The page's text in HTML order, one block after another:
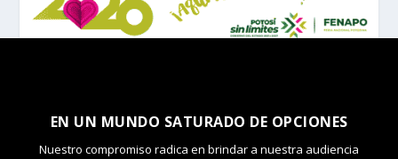
EN UN MUNDO SATURADO DE OPCIONES
Nuestro compromiso radica en brindar a nuestra audiencia